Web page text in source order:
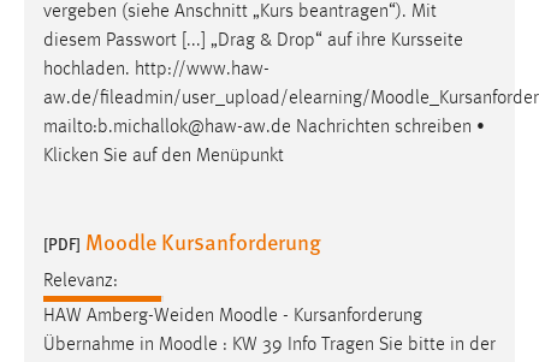
vergeben (siehe Anschnitt „Kurs beantragen“). Mit
diesem Passwort [...] „Drag & Drop“ auf ihre Kursseite
hochladen. http://www.haw-
aw.de/fileadmin/user_upload/elearning/Moodle
mailto:b.michallok@haw-aw.de Nachrichten schreiben •
Klicken Sie auf den Menüpunkt
[PDF] Moodle Kursanforderung
Relevanz:
HAW Amberg-Weiden Moodle - Kursanforderung
Übernahme in Moodle : KW 39 Info Tragen Sie bitte in der
Cookie Laufzeit:
MibewSessionID, mibew-chat-frame-style-
5e9dbeb1811c0446 = Sitzungslaufzeit, mibew_locale = 3
Jahre, MIBEW_UserID = 1 Jahr
Login
fe_user, be_user, be_lastLoginProvider
Zweck:
Dieser Cookie ist notwendig um sich an der Website
einloggen zu können.